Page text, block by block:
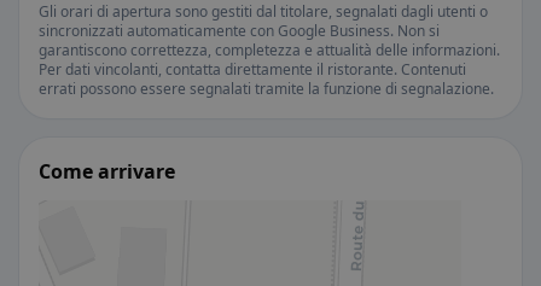
Gli orari di apertura sono gestiti dal titolare, segnalati dagli utenti o
sincronizzati automaticamente con Google Business. Non si
garantiscono correttezza, completezza e attualità delle informazioni.
Per dati vincolanti, contatta direttamente il ristorante. Contenuti
errati possono essere segnalati tramite la funzione di segnalazione.
Come arrivare